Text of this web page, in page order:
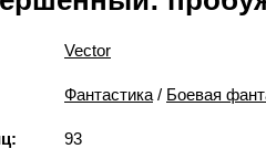
Vector
Фантастика / Боевая
93